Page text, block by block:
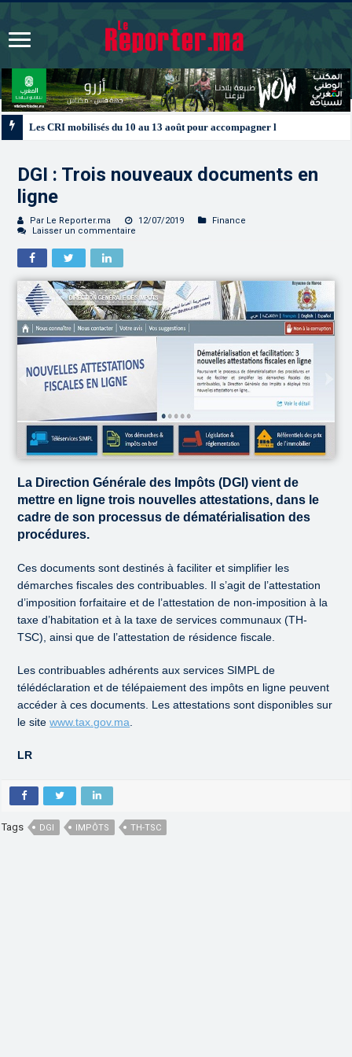
DGI : Trois nouveaux documents en
ligne
Par Le Reporter.ma 12/07/2019
Finance
Laisser un commentaire
La Direction Générale des Impôts (DGI) vient de
mettre en ligne trois nouvelles attestations, dans le
cadre de son processus de dématérialisation des
procédures.
Ces documents sont destinés à faciliter et simplifier les
démarches fiscales des contribuables. Il s’agit de l’attestation
d’imposition forfaitaire et de l’attestation de non-imposition à la
taxe d’habitation et à la taxe de services communaux (TH-
TSC), ainsi que de l’attestation de résidence fiscale.
Les contribuables adhérents aux services SIMPL de
télédéclaration et de télépaiement des impôts en ligne peuvent
accéder à ces documents. Les attestations sont disponibles sur
le sitewww.tax.gov.ma.
LR
Tags DGI IMPÔTS TH-TSC